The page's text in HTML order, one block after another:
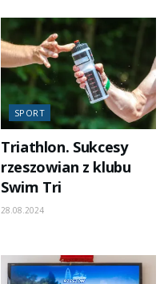
SPORT
Triathlon. Sukcesy
rzeszowian z klubu
Swim Tri
28.08.2024